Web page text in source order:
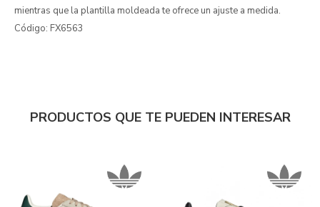
mientras que la plantilla moldeada te ofrece un ajuste a medida.
Código: FX6563
PRODUCTOS QUE TE PUEDEN INTERESAR